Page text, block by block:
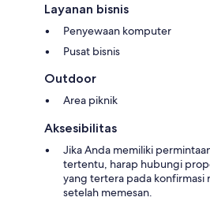
Layanan bisnis
Penyewaan komputer
Pusat bisnis
Outdoor
Area piknik
Aksesibilitas
Jika Anda memiliki
tertentu, harap hubungi
yang tertera pada konfirmasi
setelah memesan.